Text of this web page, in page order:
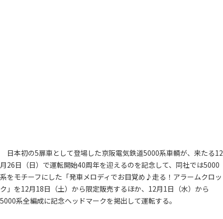
日本初の5扉車として登場した京阪電気鉄道5000系車輌が、来たる12
月26日（日）で運転開始40周年を迎えるのを記念して、同社では5000
系をモチーフにした「発車メロディでお目覚め♪走る！アラームクロッ
ク」を12月18日（土）から限定販売するほか、12月1日（水）から
5000系全編成に記念ヘッドマークを掲出して運転する。